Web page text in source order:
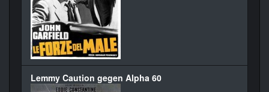
Lemmy Caution gegen Alpha 60